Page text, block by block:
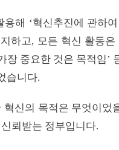
해 ‘혁신추진에 관하
하고, 모든 혁신 활동
장 중요한 것은 목적임
습니다.
신의 목적은 무엇이었
뢰받는 정부입니다.